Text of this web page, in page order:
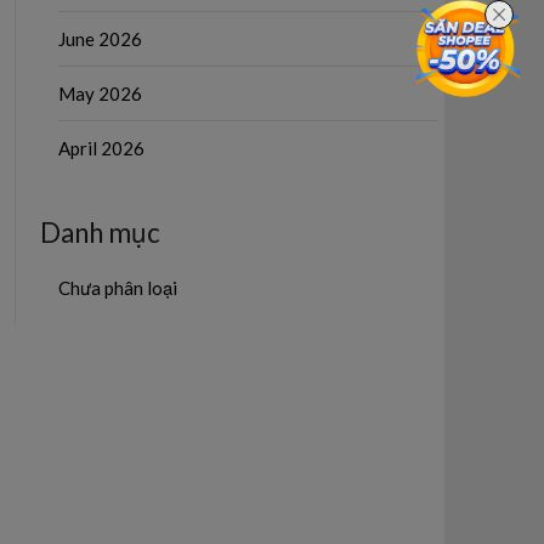
June 2026
May 2026
April 2026
Danh mục
Chưa phân loại